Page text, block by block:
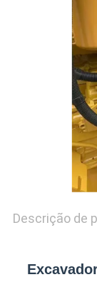
PRIVACY
Descrição de